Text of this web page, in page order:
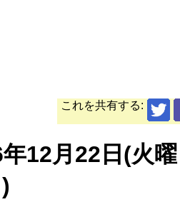
これを共有する:
12月22日(火曜